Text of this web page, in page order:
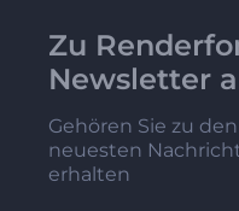
Zu
Newsletter
Gehören Sie zu
neuesten
erhalten